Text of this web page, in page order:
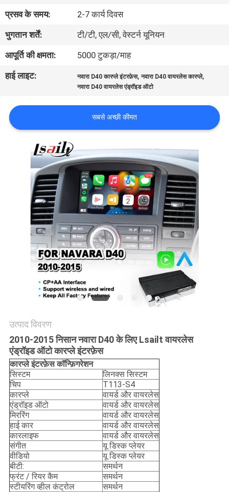
गुणवत्ता
नियंत्रण
संपर्क
करें
समाचार
मामलों
साइटमैप
PRIVACY
POLICY
प्रसव के समय:
2-7 कार्य दिवस
भुगतान शर्तें:
टी/टी, एल/सी, वेस्टर्न यूनियन
आपूर्ति की क्षमता:
5000 टुकड़ा/माह
हाई लाइट:
नवारा D40 कारप्ले इंटरफ़ेस,नवारा D40 वायरलेस कारप्ले,
नवारा D40 वायरलेस एंड्रॉइड ऑटो
सबसे अच्छी कीमत
उत्पाद विवरण
2010-2015 निसान नवारा D40 के लिए Lsailt वायरलेस
एंड्रॉइड ऑटो कारप्ले इंटरफ़ेस
कारप्ले इंटरफ़ेस कॉन्फ़िगरेशन
सिस्टम
लिनक्स सिस्टम
चिप
T113-S4
कारप्ले
वायर्ड और वायरलेस
एंड्रॉइड ऑटो
वायर्ड और वायरलेस
मिररिंग
वायर्ड और वायरलेस
हाई कार
वायर्ड और वायरलेस
कारलाइफ
वायर्ड और वायरलेस
संगीत
यू डिस्क प्लेयर
वीडियो
यू डिस्क प्लेयर
बीटी:
समर्थन
फ्रंट / रियर कैम
समर्थन
स्टीयरिंग व्हील कंट्रोल
समर्थन